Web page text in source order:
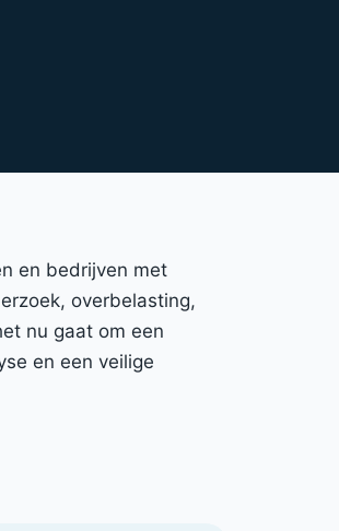
en bedrijven met
overbelasting,
nu gaat om een
en een veilige